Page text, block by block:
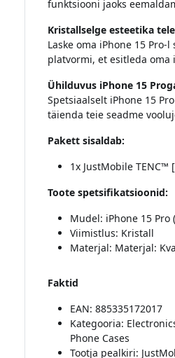
funktsiooni jaoks
Kristallselge esteetika
Laske oma iPhone 15
platvormi, et esitleda oma
Ühilduvus iPhone 15
Spetsiaalselt iPhone 15
täienda teie seadme
Pakett sisaldab:
1x JustMobile TENC™
Toote spetsifikatsioonid:
Mudel: iPhone 15 Pro
Viimistlus: Kristall
Materjal: Materjal:
Faktid
EAN: 885335172017
Kategooria:
Phone Cases
Tootja pealkiri: